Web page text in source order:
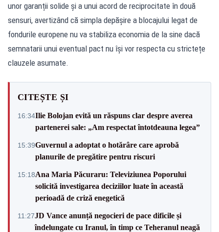
unor garanții solide și a unui acord de reciprocitate în două
sensuri, avertizând că simpla depășire a blocajului legat de
fondurile europene nu va stabiliza economia de la sine dacă
semnatarii unui eventual pact nu își vor respecta cu strictețe
clauzele asumate.
CITEȘTE ȘI
16:34Ilie Bolojan evită un răspuns clar despre averea
partenerei sale: „Am respectat întotdeauna legea”
15:39Guvernul a adoptat o hotărâre care aprobă
planurile de pregătire pentru riscuri
15:18Ana Maria Păcuraru: Televiziunea Poporului
solicită investigarea deciziilor luate în această
perioadă de criză enegetică
11:27JD Vance anunță negocieri de pace dificile și
îndelungate cu Iranul, în timp ce Teheranul neagă